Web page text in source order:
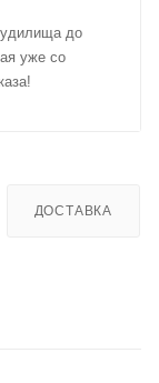
до
уже со
ДОСТАВКА